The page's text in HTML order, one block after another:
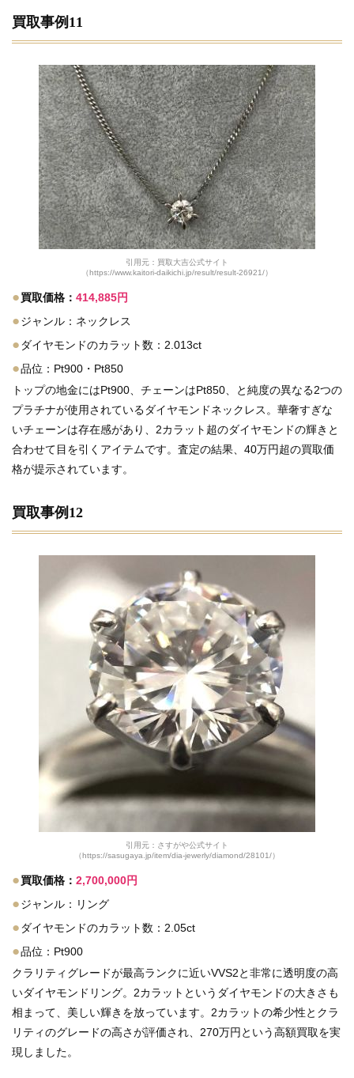
買取事例11
引用元：買取大吉公式サイト
（https://www.kaitori-daikichi.jp/result/result-26921/）
●買取価格： 414,885円
●ジャンル：ネックレス
● ダイヤモンドのカラット数：2.013ct
●品位：Pt900・Pt850
トップの地金にはPt900、チェーンはPt850、と純度の異なる2つの
プラチナが使用されているダイヤモンドネックレス。華奢すぎな
いチェーンは存在感があり、2カラット超のダイヤモンドの輝きと
合わせて目を引くアイテムです。査定の結果、40万円超の買取価
格が提示されています。
買取事例12
引用元：さすがや公式サイト
（https://sasugaya.jp/item/dia-jewerly/diamond/28101/）
●買取価格： 2,700,000円
●ジャンル：リング
● ダイヤモンドのカラット数：2.05ct
●品位：Pt900
クラリティグレードが最高ランクに近いVVS2と非常に透明度の高
いダイヤモンドリング。2カラットというダイヤモンドの大きさも
相まって、美しい輝きを放っています。2カラットの希少性とクラ
リティのグレードの高さが評価され、270万円という高額買取を実
現しました。